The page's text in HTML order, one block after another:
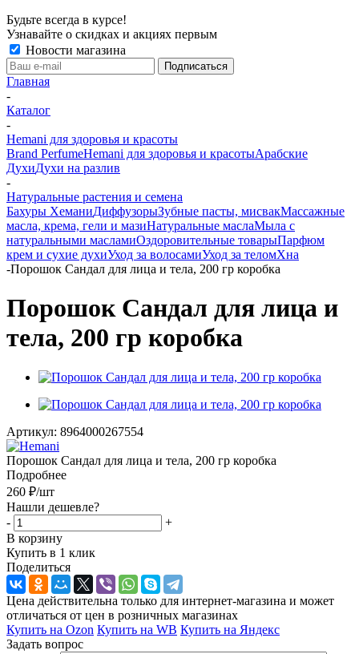
Будьте всегда в курсе!
Узнавайте о скидках и акциях первым
Новости магазина
Главная
-
Каталог
-
Hemani для здоровья и красоты
Brand PerfumeHemani для здоровья и красотыАрабские
ДухиДухи на разлив
-
Натуральные растения и семена
Бахуры ХеманиДиффузорыЗубные пасты, мисвакМассажные
масла, крема, гели и мазиНатуральные маслаМыла с
натуральными масламиОздоровительные товарыПарфюм
крем и сухие духиУход за волосамиУход за теломХна
-Порошок Сандал для лица и тела, 200 гр коробка
Порошок Сандал для лица и
тела, 200 гр коробка
Артикул: 8964000267554
Порошок Сандал для лица и тела, 200 гр коробка
Подробнее
260 ₽/шт
Нашли дешевле?
-
+
В корзину
Купить в 1 клик
Поделиться
Цена действительна только для интернет-магазина и может
отличаться от цен в розничных магазинах
Купить на Ozon Купить на WB Купить на Яндекс
Задать вопрос